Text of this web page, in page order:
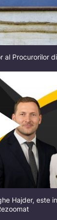
al Procurorilor
Hajder, este